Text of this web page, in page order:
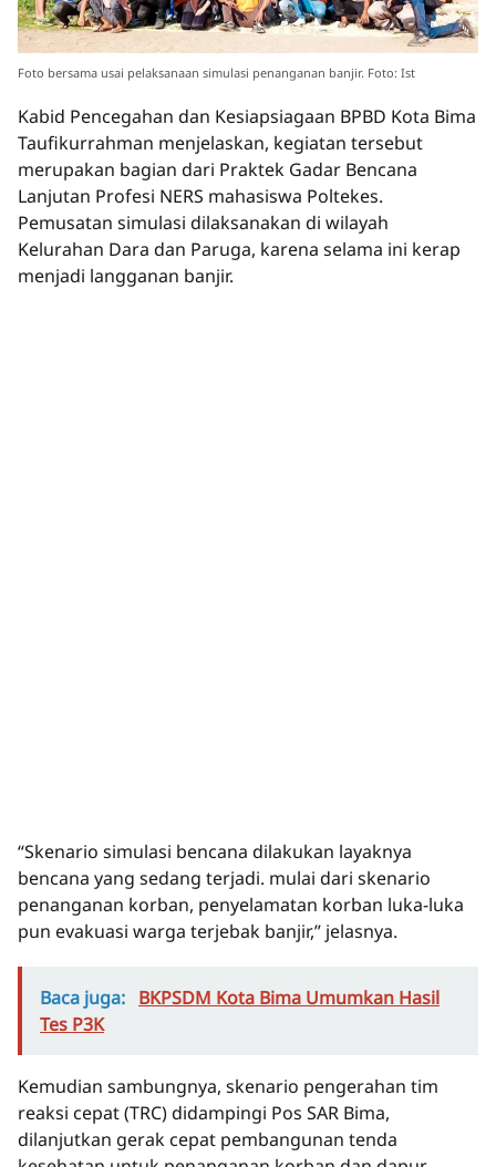
Foto bersama usai pelaksanaan simulasi penanganan banjir. Foto: Ist
Kabid Pencegahan dan Kesiapsiagaan BPBD Kota Bima
Taufikurrahman menjelaskan, kegiatan tersebut
merupakan bagian dari Praktek Gadar Bencana
Lanjutan Profesi NERS mahasiswa Poltekes.
Pemusatan simulasi dilaksanakan di wilayah
Kelurahan Dara dan Paruga, karena selama ini kerap
menjadi langganan banjir.
“Skenario simulasi bencana dilakukan layaknya
bencana yang sedang terjadi. mulai dari skenario
penanganan korban, penyelamatan korban luka-luka
pun evakuasi warga terjebak banjir,” jelasnya.
Baca juga: BKPSDM Kota Bima Umumkan Hasil
Tes P3K
Kemudian sambungnya, skenario pengerahan tim
reaksi cepat (TRC) didampingi Pos SAR Bima,
dilanjutkan gerak cepat pembangunan tenda